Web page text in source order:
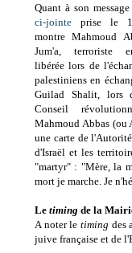
Quant à son
ci-jointe prise le
montre Mahmoud
Jum'a, terroriste
libérée lors de
palestiniens en
Guilad Shalit, lors
Conseil
Mahmoud Abbas (ou
une carte de
d'Israël et les
"martyr" : "Mère, la
mort je marche. Je
Le timing de la
A noter le timing des
juive française et de